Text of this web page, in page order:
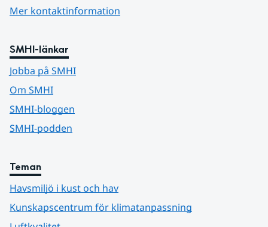
Mer kontaktinformation
SMHI-länkar
Jobba på SMHI
Om SMHI
SMHI-bloggen
SMHI-podden
Teman
Havsmiljö i kust och hav
Kunskapscentrum för klimatanpassning